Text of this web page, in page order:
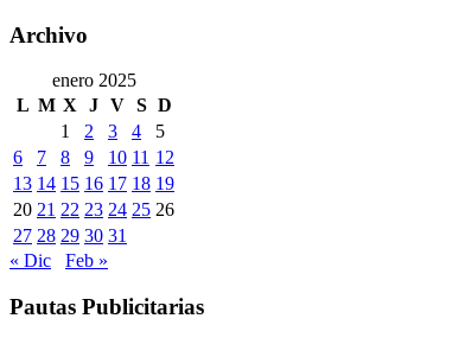
Archivo
enero 2025
L M X J V S D
1
2 3 4
5
6
7 8 9 10 11 12
13 14 15 16 17 18 19
20 21 22 23 24 25 26
27 28 29 30 31
« Dic
Feb »
Pautas Publicitarias